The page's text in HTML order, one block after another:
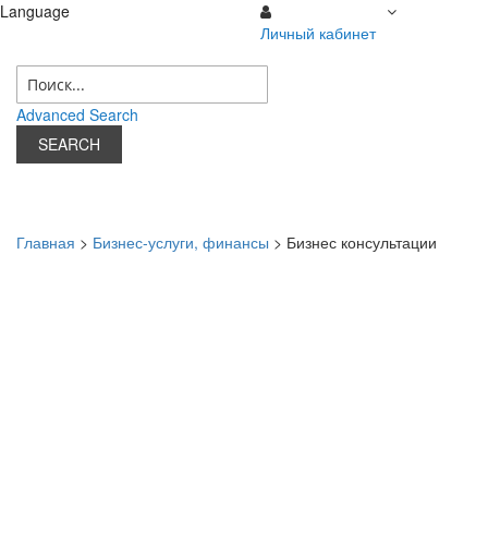
Language
Личный кабинет
Advanced Search
SEARCH
Главная > Бизнес-услуги, финансы > Бизнес консультации